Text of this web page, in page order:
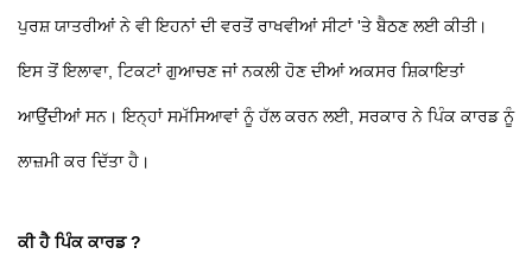
ਪੁਰਸ਼ ਯਾਤਰੀਆਂ ਨੇ ਵੀ ਇਹਨਾਂ ਦੀ ਵਰਤੋਂ ਰਾਖਵੀਆਂ ਸੀਟਾਂ 'ਤੇ ਬੈਠਣ ਲਈ ਕੀਤੀ।
ਇਸ ਤੋਂ ਇਲਾਵਾ, ਟਿਕਟਾਂ ਗੁਆਚਣ ਜਾਂ ਨਕਲੀ ਹੋਣ ਦੀਆਂ ਅਕਸਰ ਸ਼ਿਕਾਇਤਾਂ
ਆਉਂਦੀਆਂ ਸਨ। ਇਨ੍ਹਾਂ ਸਮੱਸਿਆਵਾਂ ਨੂੰ ਹੱਲ ਕਰਨ ਲਈ, ਸਰਕਾਰ ਨੇ ਪਿੰਕ ਕਾਰਡ ਨੂੰ
ਲਾਜ਼ਮੀ ਕਰ ਦਿੱਤਾ ਹੈ।
ਕੀ ਹੈ ਪਿੰਕ ਕਾਰਡ ?